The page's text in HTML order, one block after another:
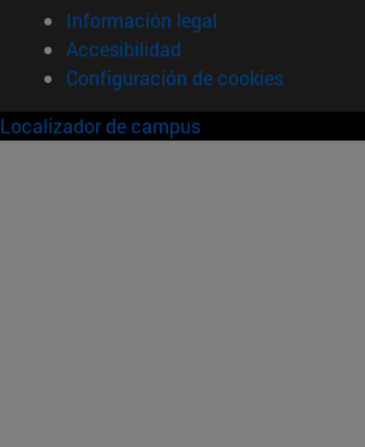
Información legal
Accesibilidad
Configuración de cookies
Localizador de campus